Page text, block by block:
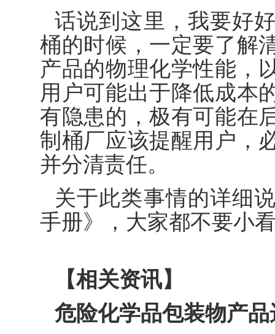
话说到这里，我要好
桶的时候，一定要了解
产品的物理化学性能，
用户可能出于降低成本
有隐患的，极有可能在
制桶厂应该提醒用户，
并分清责任。
关于此类事情的详细
手册》，大家都不要小
【相关资讯】
危险化学品包装物产